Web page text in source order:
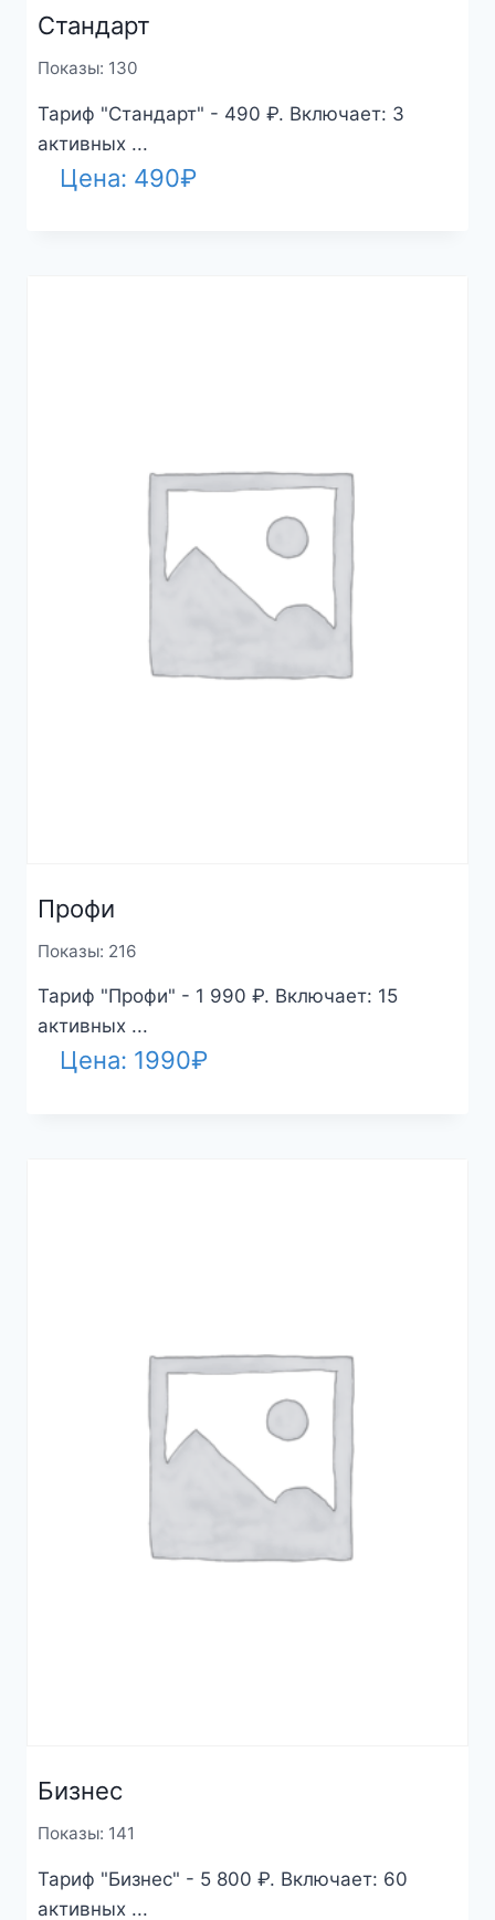
Стандарт
Показы: 130
Тариф "Стандарт" - 490 ₽. Включает: 3
активных ...
Цена: 490₽
Профи
Показы: 216
Тариф "Профи" - 1 990 ₽. Включает: 15
активных ...
Цена: 1990₽
Бизнес
Показы: 141
Тариф "Бизнес" - 5 800 ₽. Включает: 60
активных ...